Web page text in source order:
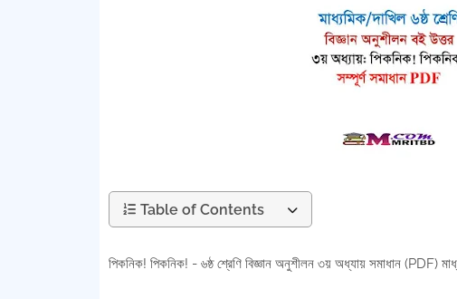
Table of Contents
পিকনিক! পিকনিক! - ৬ষ্ঠ শ্রেণি বিজ্ঞান অনুশীলন ৩য় অধ্যায় সমাধান (PDF)